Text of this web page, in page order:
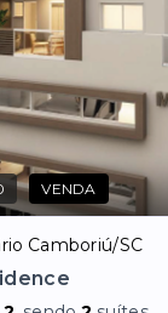
VENDA
Camboriú/SC